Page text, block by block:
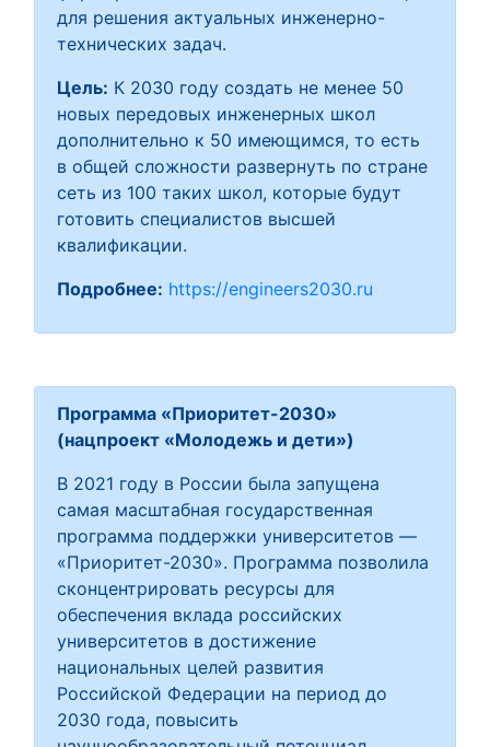
для решения актуальных инженерно-
технических задач.
Цель: К 2030 году создать не менее 50
новых передовых инженерных школ
дополнительно к 50 имеющимся, то есть
в общей сложности развернуть по стране
сеть из 100 таких школ, которые будут
готовить специалистов высшей
квалификации.
Подробнее: https://engineers2030.ru
Программа «Приоритет-2030»
(нацпроект «Молодежь и дети»)
В 2021 году в России была запущена
самая масштабная государственная
программа поддержки университетов —
«Приоритет-2030». Программа позволила
сконцентрировать ресурсы для
обеспечения вклада российских
университетов в достижение
национальных целей развития
Российской Федерации на период до
2030 года, повысить